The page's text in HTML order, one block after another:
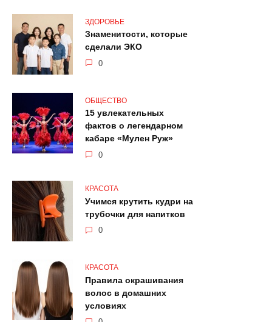
ЗДОРОВЬЕ
Знаменитости, которые
сделали ЭКО
0
ОБЩЕСТВО
15 увлекательных
фактов о легендарном
кабаре «Мулен Руж»
0
КРАСОТА
Учимся крутить кудри на
трубочки для напитков
0
КРАСОТА
Правила окрашивания
волос в домашних
условиях